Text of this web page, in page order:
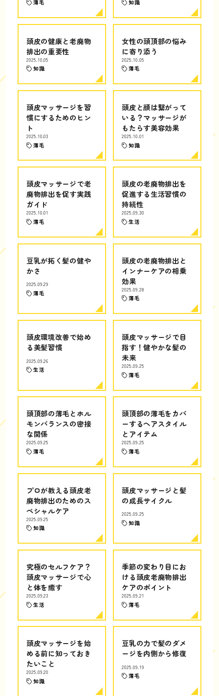
薄毛 知識
頭皮の健康と老廃物
排出の重要性
2025.10.05
知識
女性の頭頂部の悩み
に寄り添う
2025.10.05
薄毛
頭皮マッサージを習
慣にするためのヒン
ト
2025.10.03
薄毛
頭皮と顔は繋がって
いる？マッサージが
もたらす美容効果
2025.10.01
知識
頭皮マッサージで老
廃物排出を促す実践
ガイド
2025.10.01
薄毛
頭皮の老廃物排出を
促進する生活習慣の
持続性
2025.09.30
生活
豆乳が拓く髪の健や
かさ
2025.09.29
薄毛
頭皮の老廃物排出と
インナーケアの相乗
効果
2025.09.28
薄毛
頭皮環境改善で始め
る美髪習慣
2025.09.26
生活
頭皮マッサージで目
指す！健やかな髪の
未来
2025.09.25
薄毛
頭頂部の薄毛とホル
モンバランスの密接
な関係
2025.09.25
薄毛
頭頂部の薄毛をカバ
ーするヘアスタイル
とアイテム
2025.09.25
薄毛
プロが教える頭皮老
廃物排出のためのス
ペシャルケア
2025.09.25
知識
頭皮マッサージと髪
の成長サイクル
2025.09.25
知識
究極のセルフケア？
頭皮マッサージで心
と体を癒す
2025.09.23
生活
季節の変わり目にお
ける頭皮老廃物排出
ケアのポイント
2025.09.21
薄毛
頭皮マッサージを始
める前に知っておき
たいこと
2025.09.20
知識
豆乳の力で髪のダメ
ージを内側から修復
2025.09.19
薄毛